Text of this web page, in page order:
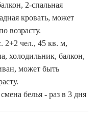
2-спальная
кровать, может
возрасту.
2+2 чел., 45 кв. м,
холодильник, балкон,
может быть
белья - раз в 3 дня